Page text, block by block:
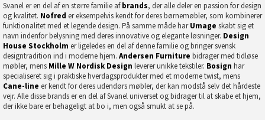
Svanel er en del af en større familie afbrands, der alle deler en passion for design
og kvalitet. Nofred er eksempelvis kendt for deres børnemøbler, som kombinerer
funktionalitet med et legende design. På samme måde harUmage skabt sig et
navn indenfor belysning med deres innovative og elegante løsninger. Design
House Stockholm er ligeledes en del af denne familie og bringer svensk
designtradition ind i moderne hjem. Andersen Furniture bidrager med tidløse
møbler, mens Mille W Nordisk Design leverer unikke tekstiler. Bosign har
specialiseret sig i praktiske hverdagsprodukter med et moderne twist, mens
Cane-line er kendt for deres udendørs møbler, der kan modstå selv det hårdeste
vejr. Alle disse brands er en del af Svanel universet og bidrager til at skabe et hjem,
der ikke bare er behageligt at bo i, men også smukt at se på.